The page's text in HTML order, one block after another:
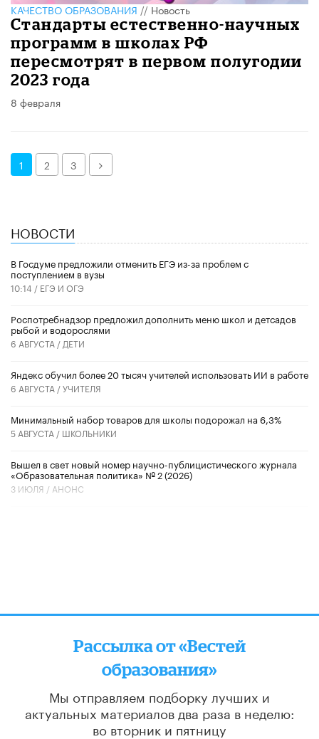
КАЧЕСТВО ОБРАЗОВАНИЯ//Новость
Стандарты естественно-научных
программ в школах РФ
пересмотрят в первом полугодии
2023 года
8 февраля
1 2 3 Далее
НОВОСТИ
В Госдуме предложили отменить ЕГЭ из-за проблем с
поступлением в вузы
10:14 / ЕГЭ И ОГЭ
Роспотребнадзор предложил дополнить меню школ и детсадов
рыбой и водорослями
6 АВГУСТА / ДЕТИ
​Яндекс обучил более 20 тысяч учителей использовать ИИ в работе
6 АВГУСТА /УЧИТЕЛЯ
Минимальный набор товаров для школы подорожал на 6,3%
5 АВГУСТА / ШКОЛЬНИКИ
Вышел в свет новый номер научно-публицистического журнала
«Образовательная политика» № 2 (2026)
3 ИЮЛЯ / АНОНС
Рассылка от «Вестей
образования»
Мы отправляем подборку лучших и
актуальных материалов два раза в неделю:
во вторник и пятницу